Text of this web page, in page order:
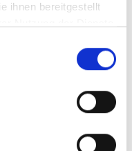
ihnen bereitgestellt